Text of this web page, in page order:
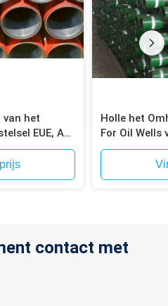
van het
EUE, API
C95,
Holle het
For Oil Wells
contact met